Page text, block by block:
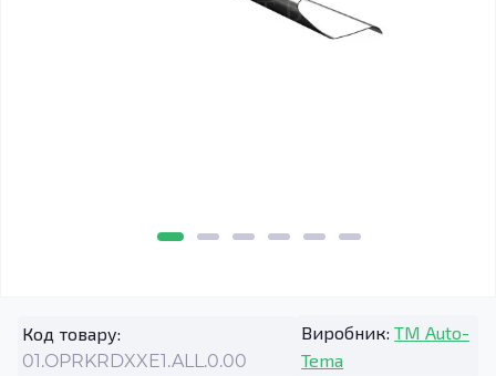
Код товару:
01.OPRKRDXXE1.ALL.0.00
Виробник: TM Auto-
Tema